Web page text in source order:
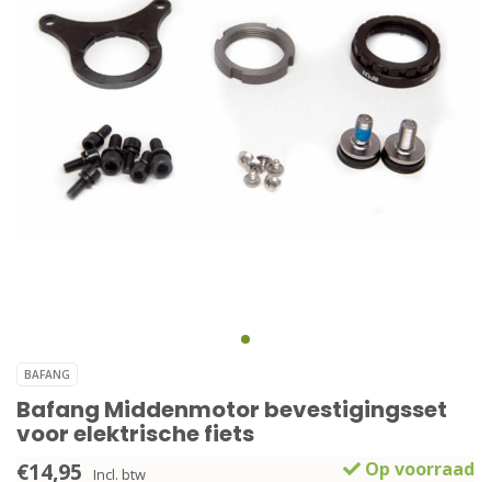
BAFANG
Bafang Middenmotor bevestigingsset
voor elektrische fiets
€14,95 Incl. btw Op voorraad